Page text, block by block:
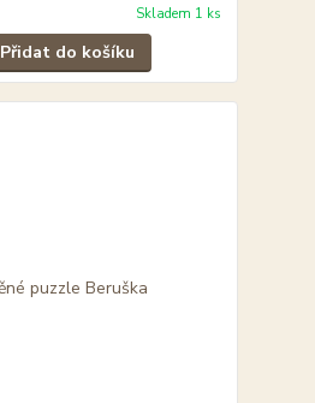
Skladem 1 ks
Přidat do košíku